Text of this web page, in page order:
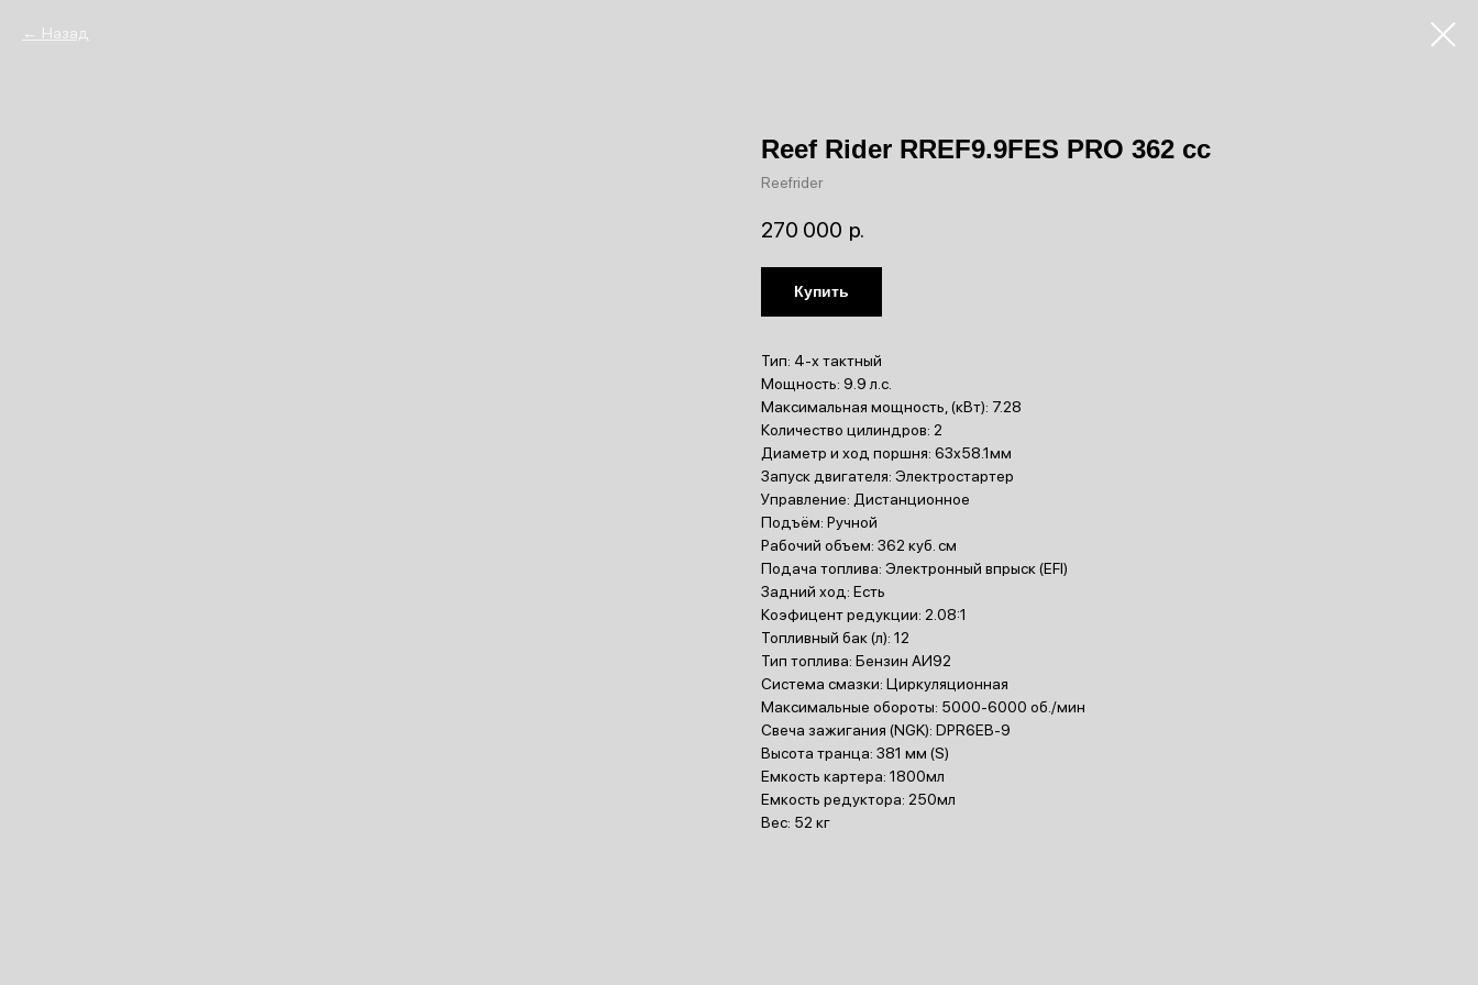
Назад
Reef Rider RREF9.9FES PRO 362 cc
Reefrider
270 000 р.
Купить
Тип: 4-х тактный
Мощность: 9.9 л.с.
Максимальная мощность, (кВт): 7.28
Количество цилиндров: 2
Диаметр и ход поршня: 63x58.1мм
Запуск двигателя: Электростартер
Управление: Дистанционное
Подъём: Ручной
Рабочий объем: 362 куб. см
Подача топлива: Электронный впрыск (EFI)
Задний ход: Есть
Коэфицент редукции: 2.08:1
Топливный бак (л): 12
Тип топлива: Бензин АИ92
Система смазки: Циркуляционная
Максимальные обороты: 5000-6000 об./мин
Свеча зажигания (NGK): DPR6EB-9
Высота транца: 381 мм (S)
Емкость картера: 1800мл
Емкость редуктора: 250мл
Вес: 52 кг